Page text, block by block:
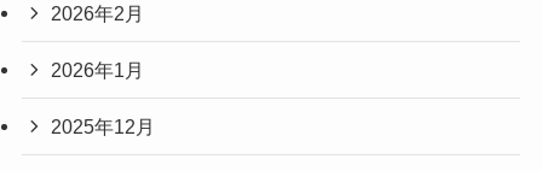
2026年2月
2026年1月
2025年12月